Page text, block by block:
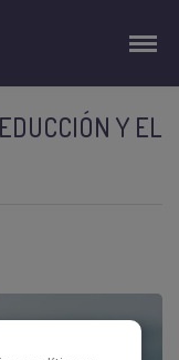
Y EL